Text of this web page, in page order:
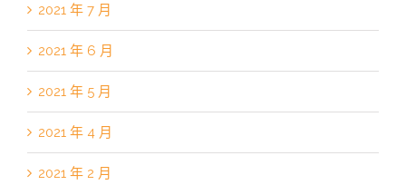
2021 年 7 月
2021 年 6 月
2021 年 5 月
2021 年 4 月
2021 年 2 月